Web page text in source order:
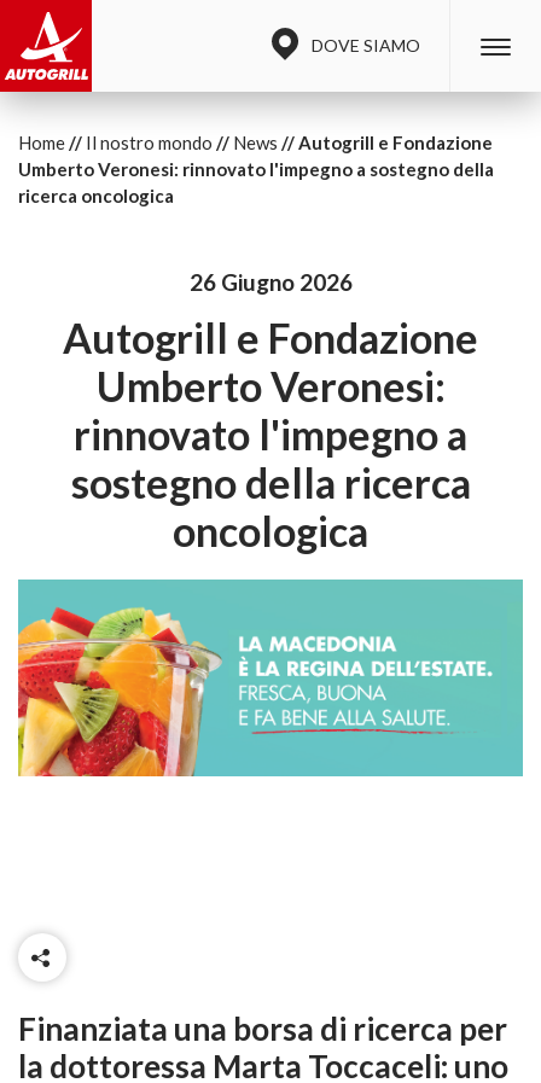
DOVE SIAMO
Home Il nostro mondo News
Autogrill e Fondazione
Umberto Veronesi: rinnovato l'impegno a sostegno della
ricerca oncologica
26 Giugno 2026
Autogrill e Fondazione
Umberto Veronesi:
rinnovato l'impegno a
sostegno della ricerca
oncologica
Finanziata una borsa di ricerca per
la dottoressa Marta Toccaceli: uno